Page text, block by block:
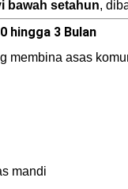
bawah setahun,
hingga 3 Bulan
membina asas
mandi